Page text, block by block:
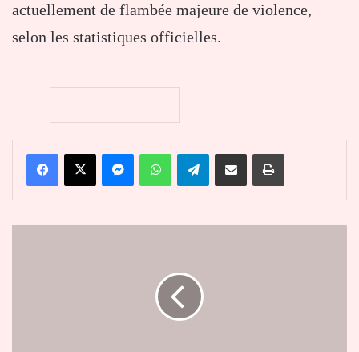
actuellement de flambée majeure de violence,
selon les statistiques officielles.
FacebookX MessengerWhatsAppTelegramPartager par email Imprimer